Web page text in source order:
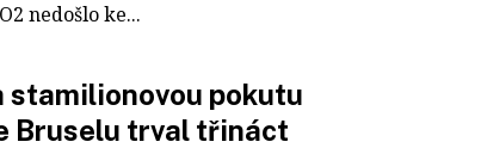
nedošlo ke...
stamilionovou pokutu
Bruselu trval třináct